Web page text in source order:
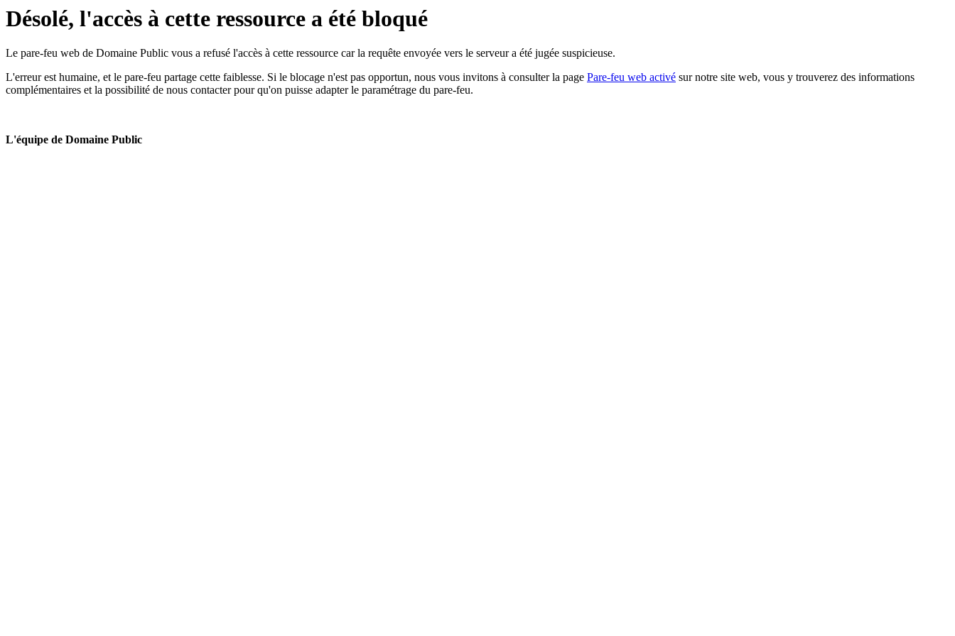
Désolé, l'accès à cette ressource a été bloqué
Le pare-feu web de Domaine Public vous a refusé l'accès à cette ressource car la requête envoyée vers le serveur a été jugée suspicieuse.
L'erreur est humaine, et le pare-feu partage cette faiblesse. Si le blocage n'est pas opportun, nous vous invitons à consulter la page Pare-feu web activé sur notre site web, vous y trouverez des informations
complémentaires et la possibilité de nous contacter pour qu'on puisse adapter le paramétrage du pare-feu.
L'équipe de Domaine Public